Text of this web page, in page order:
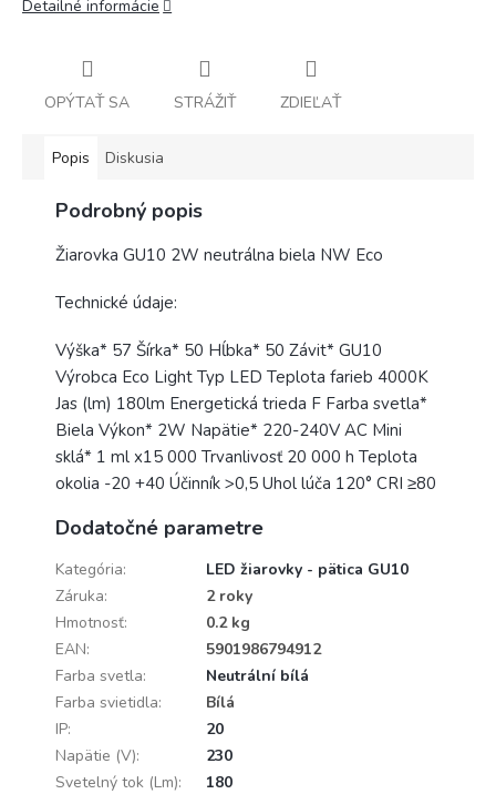
Detailné informácie
OPÝTAŤ SA STRÁŽIŤ ZDIEĽAŤ
Popis Diskusia
Podrobný popis
Žiarovka GU10 2W neutrálna biela NW Eco
Technické údaje:
Výška* 57 Šírka* 50 Hĺbka* 50 Závit* GU10
Výrobca Eco Light Typ LED Teplota farieb 4000K
Jas (lm) 180lm Energetická trieda F Farba svetla*
Biela Výkon* 2W Napätie* 220-240V AC Mini
sklá* 1 ml x15 000 Trvanlivosť 20 000 h Teplota
okolia -20 +40 Účinník >0,5 Uhol lúča 120° CRI ≥80
Dodatočné parametre
Kategória:
LED žiarovky - pätica GU10
Záruka:
2 roky
Hmotnosť:
0.2 kg
EAN:
5901986794912
Farba svetla:
Neutrální bílá
Farba svietidla:
Bílá
IP:
20
Napätie (V):
230
Svetelný tok (Lm):
180